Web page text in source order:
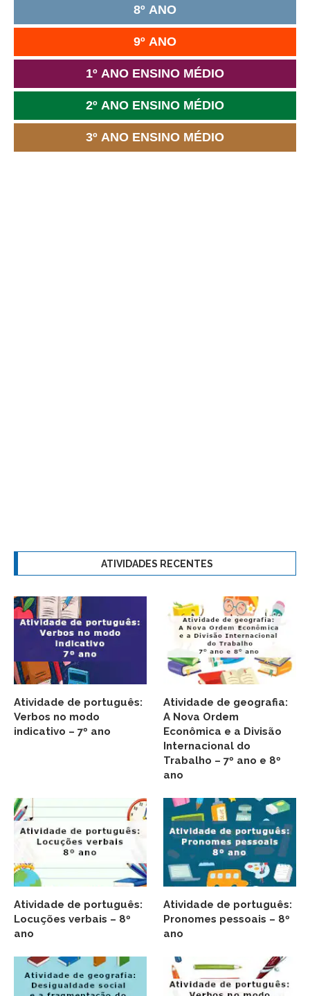
8º ANO
9º ANO
1º ANO ENSINO MÉDIO
2º ANO ENSINO MÉDIO
3º ANO ENSINO MÉDIO
ATIVIDADES RECENTES
Atividade de português:
Verbos no modo
indicativo – 7º ano
Atividade de geografia:
A Nova Ordem
Econômica e a Divisão
Internacional do
Trabalho – 7º ano e 8º
ano
Atividade de português:
Locuções verbais – 8º
ano
Atividade de português:
Pronomes pessoais – 8º
ano